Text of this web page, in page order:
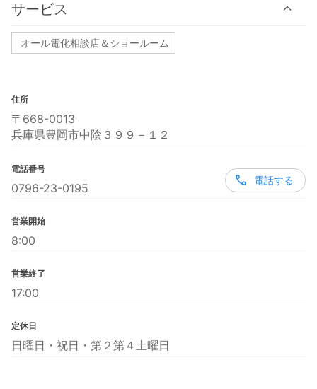
サービス
オール電化相談店＆ショールーム
住所
〒668-0013
兵庫県豊岡市中陰３９９－１２
電話番号
0796-23-0195
電話する
営業開始
8:00
営業終了
17:00
定休日
日曜日・祝日・第２第４土曜日